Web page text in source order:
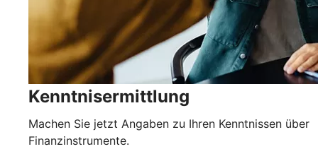
Kenntnisermittlung
Machen Sie jetzt Angaben zu Ihren Kenntnissen über
Finanzinstrumente.